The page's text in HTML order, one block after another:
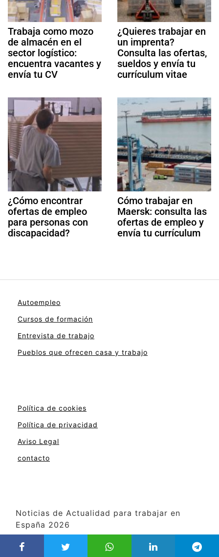
Trabaja como mozo
de almacén en el
sector logístico:
encuentra vacantes y
envía tu CV
¿Quieres trabajar en
un imprenta?
Consulta las ofertas,
sueldos y envía tu
currículum vitae
¿Cómo encontrar
ofertas de empleo
para personas con
discapacidad?
Cómo trabajar en
Maersk: consulta las
ofertas de empleo y
envía tu currículum
Autoempleo
Cursos de formación
Entrevista de trabajo
Pueblos que ofrecen casa y trabajo
Política de cookies
Política de privacidad
Aviso Legal
contacto
Noticias de Actualidad para trabajar en
España 2026